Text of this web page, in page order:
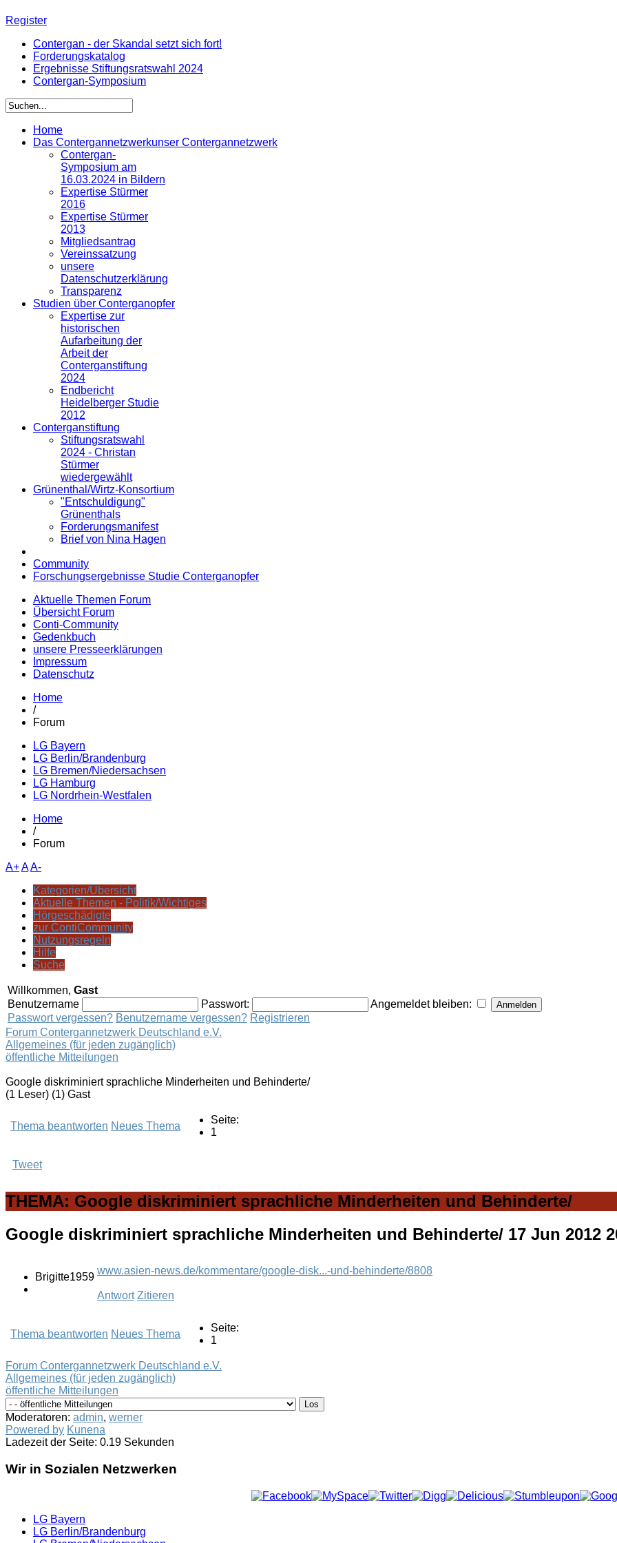
Register
Contergan - der Skandal setzt sich fort!
Forderungskatalog
Ergebnisse Stiftungsratswahl 2024
Contergan-Symposium
Home
Das Contergannetzwerkunser Contergannetzwerk
Contergan-
Symposium am
16.03.2024 in Bildern
Expertise Stürmer
2016
Expertise Stürmer
2013
Mitgliedsantrag
Vereinssatzung
unsere
Datenschutzerklärung
Transparenz
Studien über Conterganopfer
Expertise zur
historischen
Aufarbeitung der
Arbeit der
Conterganstiftung
2024
Endbericht
Heidelberger Studie
2012
Conterganstiftung
Stiftungsratswahl
2024 - Christan
Stürmer
wiedergewählt
Grünenthal/Wirtz-Konsortium
"Entschuldigung"
Grünenthals
Forderungsmanifest
Brief von Nina Hagen
Community
Forschungsergebnisse Studie Conterganopfer
Aktuelle Themen Forum
Übersicht Forum
Conti-Community
Gedenkbuch
unsere Presseerklärungen
Impressum
Datenschutz
Home
/
Forum
LG Bayern
LG Berlin/Brandenburg
LG Bremen/Niedersachsen
LG Hamburg
LG Nordrhein-Westfalen
Home
/
Forum
A+AA-
Kategorien/Übersicht
Aktuelle Themen - Politik/Wichtiges
Hörgeschädigte
zur ContiCommunity
Nutzungsregeln
Hilfe
Suche
Willkommen, Gast
Benutzername
Passwort:
Angemeldet bleiben:
Passwort vergessen? Benutzername vergessen? Registrieren
Forum Contergannetzwerk Deutschland e.V.
Allgemeines (für jeden zugänglich)
öffentliche Mitteilungen
Google diskriminiert sprachliche Minderheiten und Behinderte/
(1 Leser) (1) Gast
Thema beantworten Neues Thema
Seite:
1
Tweet
THEMA: Google diskriminiert sprachliche Minderheiten und Behinderte/
Google diskriminiert sprachliche Minderheiten und Behinderte/ 17 Jun 2012
Brigitte1959
www.asien-news.de/kommentare/google-disk...-und-behinderte/8808
Antwort Zitieren
Thema beantworten Neues Thema
Seite:
1
Forum Contergannetzwerk Deutschland e.V.
Allgemeines (für jeden zugänglich)
öffentliche Mitteilungen
Moderatoren: admin, werner
Powered by Kunena
Ladezeit der Seite: 0.19 Sekunden
Wir in Sozialen Netzwerken
LG Bayern
LG Berlin/Brandenburg